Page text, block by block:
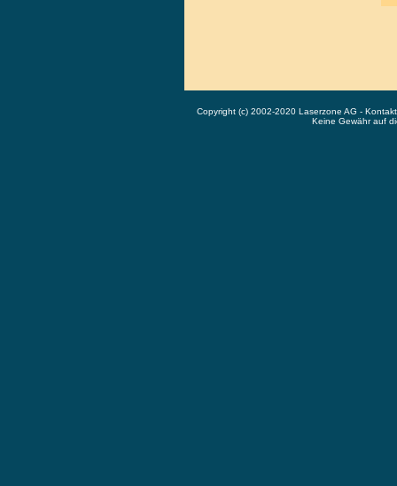
Copyright (c) 2002-2020 Laserzone AG -
Keine Gewähr auf